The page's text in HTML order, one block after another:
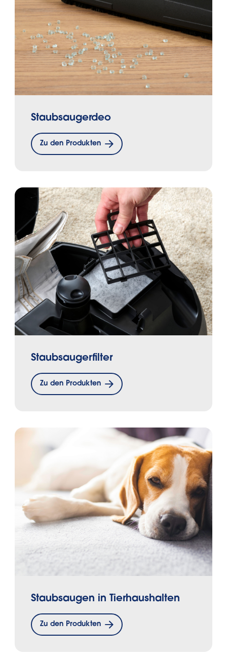
Staubsaugerdeo
Zu den Produkten
Staubsaugerfilter
Zu den Produkten
Staubsaugen in Tierhaushalten
Zu den Produkten